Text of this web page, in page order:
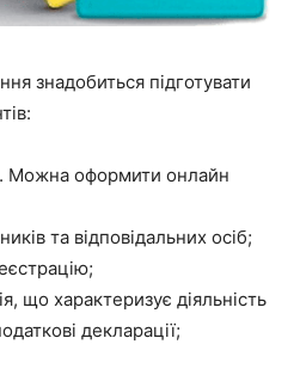
знадобиться підготувати
Можна оформити онлайн
та відповідальних осіб;
що характеризує діяльність
декларації;